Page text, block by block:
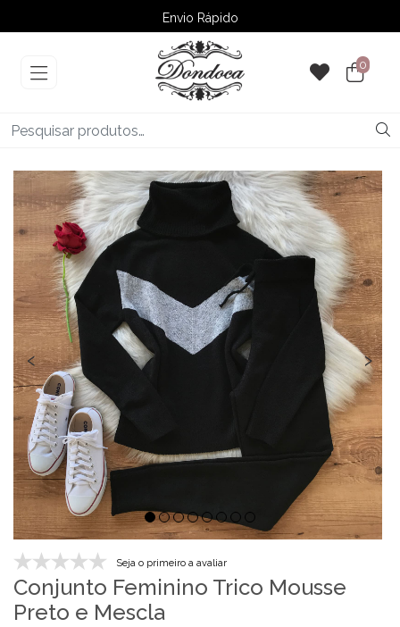
Envio Rápido
➚ Ofertas– Até 60% OFF
0
‹ ›
Seja o primeiro a avaliar
Conjunto Feminino Trico Mousse
Preto e Mescla